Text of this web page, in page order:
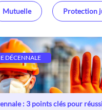
Mutuelle Protection
DÉCENNALE
: 3 points clés pour